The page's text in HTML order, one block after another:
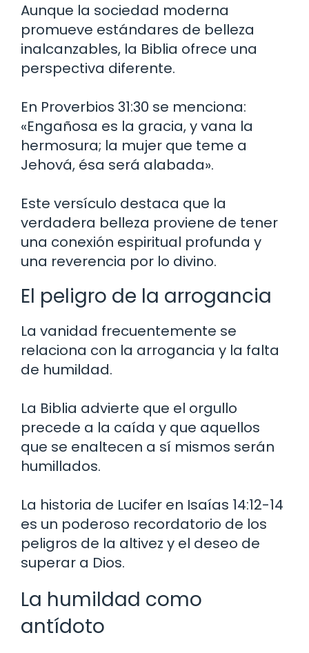
Aunque la sociedad moderna
promueve estándares de belleza
inalcanzables, la Biblia ofrece una
perspectiva diferente.
En Proverbios 31:30 se menciona:
«Engañosa es la gracia, y vana la
hermosura; la mujer que teme a
Jehová, ésa será alabada».
Este versículo destaca que la
verdadera belleza proviene de tener
una conexión espiritual profunda y
una reverencia por lo divino.
El peligro de la arrogancia
La vanidad frecuentemente se
relaciona con la arrogancia y la falta
de humildad.
La Biblia advierte que el orgullo
precede a la caída y que aquellos
que se enaltecen a sí mismos serán
humillados.
La historia de Lucifer en Isaías 14:12-14
es un poderoso recordatorio de los
peligros de la altivez y el deseo de
superar a Dios.
La humildad como
antídoto